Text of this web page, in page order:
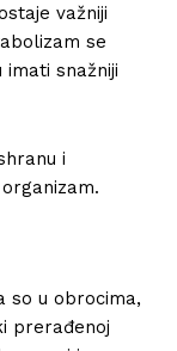
važniji
se
snažniji
i
so u obrocima,
prerađenoj